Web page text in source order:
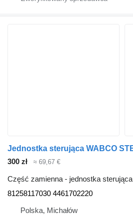
300 zł ≈ 69,67 €
Część zamienna - jednostka sterująca
81258117030 4461702220
Polska, Michałów